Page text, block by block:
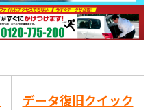
データ復旧クイック